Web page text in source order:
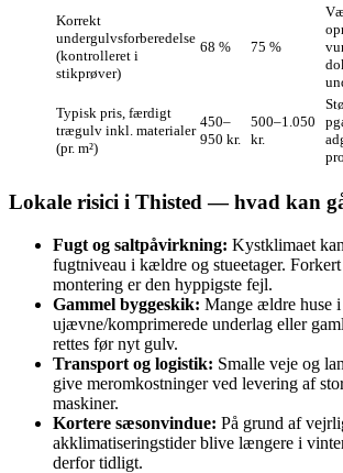
Korrekt
undergulvsforberedelse
(kontrolleret i
stikprøver)
68 % 75 %
Typisk pris, færdigt
trægulv inkl. materialer
(pr. m²)
450–
950 kr.
500–1.050
kr.
Lokale risici i Thisted — hvad kan
Fugt og saltpåvirkning: Kystklimaet
fugtniveau i kældre og stueetager.
montering er den hyppigste fejl.
Gammel byggeskik: Mange ældre huse
ujævne/komprimerede underlag eller
rettes før nyt gulv.
Transport og logistik: Smalle veje og
give meromkostninger ved levering af
maskiner.
Kortere sæsonvindue: På grund af
akklimatiseringstider blive længere i
derfor tidligt.